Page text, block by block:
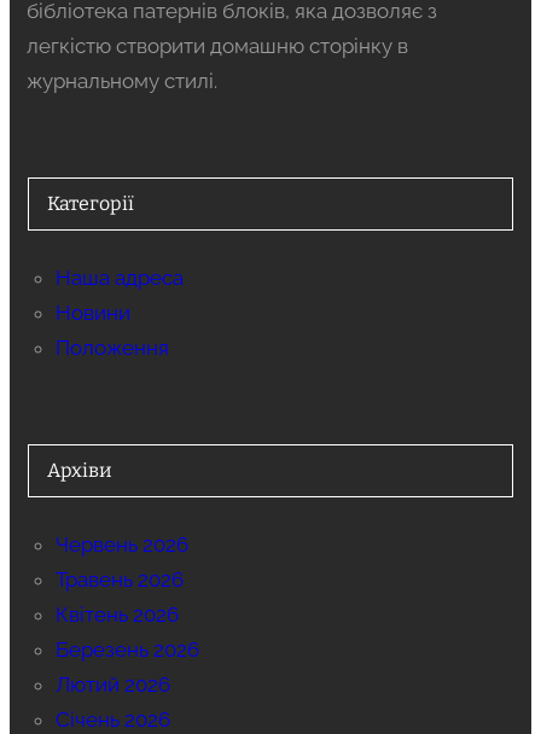
бібліотека патернів блоків, яка дозволяє з
легкістю створити домашню сторінку в
журнальному стилі.
Категорії
Наша адреса
Новини
Положення
Архіви
Червень 2026
Травень 2026
Квітень 2026
Березень 2026
Лютий 2026
Січень 2026